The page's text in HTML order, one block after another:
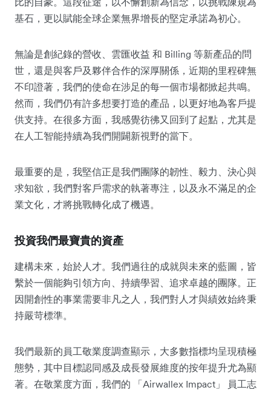
基石，更以賦能全球企業無界增長的堅定承諾為初心。
無論是創紀錄的營收、雲匯收益 和 Billing 等新產品的問
世，還是與客戶及夥伴合作的深厚關係，近期的里程碑無
不印證著，我們的使命在涉足的每一個市場都掀起共鳴。
然而，我們仍有許多想要打造的產品，以更好地為客戶提
供支持。在很多方面，我感覺彷彿又回到了起點，尤其是
在人工智能持續為我們開闢新視野的當下。
最重要的是，我堅信正是我們團隊的韌性、毅力、決心與
求知欲，我們對客戶需求的執著專注，以及永不滿足的企
業文化，才將挑戰轉化成了機遇。
投資我們最寶貴的資產
建構未來，始於人才。我們過往的成就與未來的藍圖，皆
繫於一個能夠引領方向、持續學習、追求卓越的團隊。正
因開創性的事業需要非凡之人，我們對人才與績效始終秉
持嚴苛標準。
我們最新的員工敬業度調查顯示，大多數指標均呈現積極
態勢，其中目標認同感及成長發展維度的按年提升尤為顯
著。在敬業度方面，我們的 「Airwallex Impact」 員工志